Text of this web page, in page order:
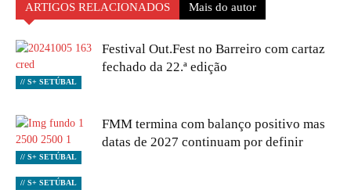
ARTIGOS RELACIONADOS Mais do autor
// S+ SETÚBAL
Festival Out.Fest no Barreiro com cartaz
fechado da 22.ª edição
// S+ SETÚBAL
FMM termina com balanço positivo mas
datas de 2027 continuam por definir
// S+ SETÚBAL